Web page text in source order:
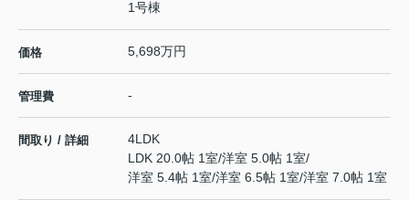
1号棟
価格 5,698万円
管理費 -
間取り / 詳細
4LDK
LDK 20.0帖 1室/洋室 5.0帖 1室/
洋室 5.4帖 1室/洋室 6.5帖 1室/洋室 7.0帖 1室